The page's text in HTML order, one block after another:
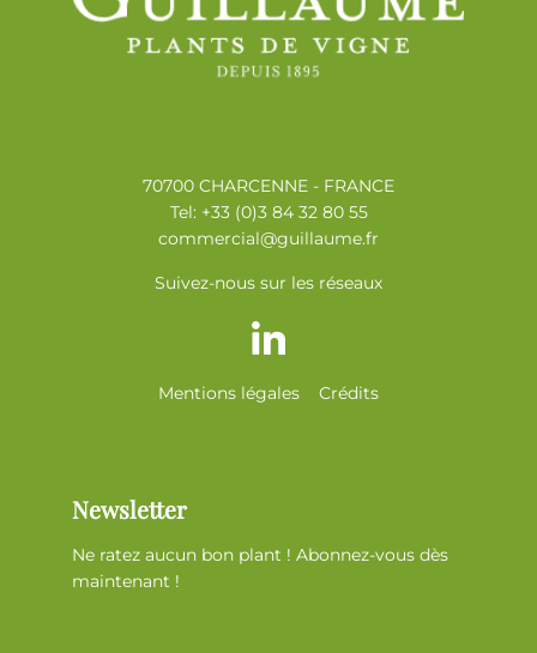
70700 CHARCENNE - FRANCE
Tel: +33 (0)3 84 32 80 55
commercial@guillaume.fr
Suivez-nous sur les réseaux
Mentions légales Crédits
Newsletter
Ne ratez aucun bon plant ! Abonnez-vous dès
maintenant !